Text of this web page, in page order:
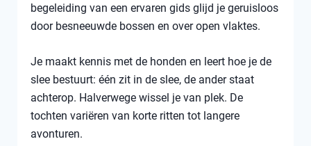
begeleiding van een ervaren gids glijd je geruisloos
door besneeuwde bossen en over open vlaktes.
Je maakt kennis met de honden en leert hoe je de
slee bestuurt: één zit in de slee, de ander staat
achterop. Halverwege wissel je van plek. De
tochten variëren van korte ritten tot langere
avonturen.